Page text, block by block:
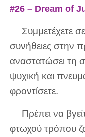
#26 – Dream of
Συμμετέχετε
συνήθειες στην
αναστατώσει τη
ψυχική και
φροντίσετε.
Πρέπει να
φτωχού τρόπου